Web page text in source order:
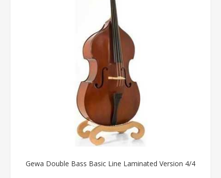
Gewa Double Bass Basic Line Laminated Version 4/4